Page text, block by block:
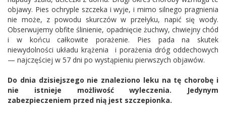
objawy. Pies ochryple szczeka i wyje, i mimo silnego pragnienia
nie może, z powodu skurczów w przełyku, napić się wody.
Obserwujemy obfite ślinienie, opadnięcie żuchwy, chwiejny chód
i w końcu całkowite porażenie. Pies pada na skutek
niewydolności układu krążenia i porażenia dróg oddechowych
— najczęściej w 57 dni po wystąpieniu pierwszych objawów.
Do dnia dzisiejszego nie znaleziono leku na tę chorobę i
nie istnieje możliwość wyleczenia. Jedynym
zabezpieczeniem przed nią jest szczepionka.